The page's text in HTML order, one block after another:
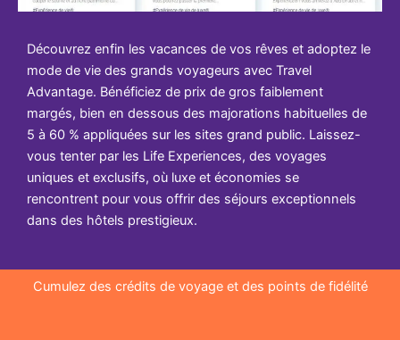
Découvrez enfin les vacances de vos rêves et adoptez le
mode de vie des grands voyageurs avec Travel
Advantage. Bénéficiez de prix de gros faiblement
margés, bien en dessous des majorations habituelles de
5 à 60 % appliquées sur les sites grand public. Laissez-
vous tenter par les Life Experiences, des voyages
uniques et exclusifs, où luxe et économies se
rencontrent pour vous offrir des séjours exceptionnels
dans des hôtels prestigieux.
Cumulez des crédits de voyage et des points de fidélité